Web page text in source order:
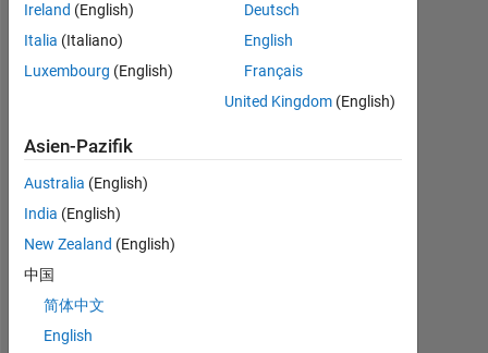
Statistik
MATLAB Answers
BEITRÄGE L
0
3
4
5
7
Ireland (English)
Italia (Italiano)
Luxembourg (English)
Deutsch
English
Français
United Kingdom (English)
Asien-Pazifik
Australia (English)
India (English)
New Zealand (English)
中国
简体中文
English